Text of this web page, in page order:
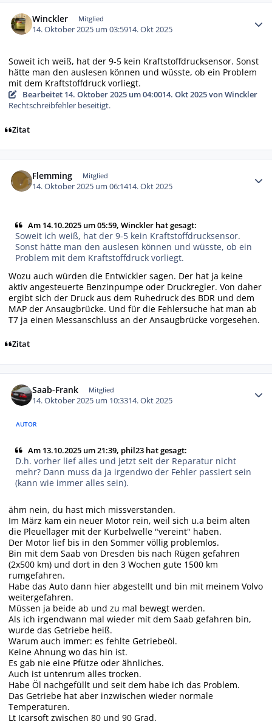
Winckler Mitglied
14. Oktober 2025 um 03:5914. Okt 2025
Soweit ich weiß, hat der 9-5 kein Kraftstoffdrucksensor. Sonst
hätte man den auslesen können und wüsste, ob ein Problem
mit dem Kraftstoffdruck vorliegt.
Bearbeitet 14. Oktober 2025 um 04:0014. Okt 2025von Winckler
Rechtschreibfehler beseitigt.
Zitat
Flemming Mitglied
14. Oktober 2025 um 06:1414. Okt 2025
Am 14.10.2025 um 05:59, Winckler hat gesagt:
Soweit ich weiß, hat der 9-5 kein Kraftstoffdrucksensor.
Sonst hätte man den auslesen können und wüsste, ob ein
Problem mit dem Kraftstoffdruck vorliegt.
Wozu auch würden die Entwickler sagen. Der hat ja keine
aktiv angesteuerte Benzinpumpe oder Druckregler. Von daher
ergibt sich der Druck aus dem Ruhedruck des BDR und dem
MAP der Ansaugbrücke. Und für die Fehlersuche hat man ab
T7 ja einen Messanschluss an der Ansaugbrücke vorgesehen.
Zitat
Saab-Frank Mitglied
14. Oktober 2025 um 10:3314. Okt 2025
AUTOR
Am 13.10.2025 um 21:39, phil23 hat gesagt:
D.h. vorher lief alles und jetzt seit der Reparatur nicht
mehr? Dann muss da ja irgendwo der Fehler passiert sein
(kann wie immer alles sein).
ähm nein, du hast mich missverstanden.
Im März kam ein neuer Motor rein, weil sich u.a beim alten
die Pleuellager mit der Kurbelwelle "vereint" haben.
Der Motor lief bis in den Sommer völlig problemlos.
Bin mit dem Saab von Dresden bis nach Rügen gefahren
(2x500 km) und dort in den 3 Wochen gute 1500 km
rumgefahren.
Habe das Auto dann hier abgestellt und bin mit meinem Volvo
weitergefahren.
Müssen ja beide ab und zu mal bewegt werden.
Als ich irgendwann mal wieder mit dem Saab gefahren bin,
wurde das Getriebe heiß.
Warum auch immer: es fehlte Getriebeöl.
Keine Ahnung wo das hin ist.
Es gab nie eine Pfütze oder ähnliches.
Auch ist untenrum alles trocken.
Habe Öl nachgefüllt und seit dem habe ich das Problem.
Das Getriebe hat aber inzwischen wieder normale
Temperaturen.
Lt Icarsoft zwischen 80 und 90 Grad.